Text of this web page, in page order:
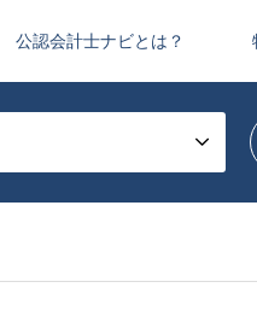
公認会計士ナビとは？